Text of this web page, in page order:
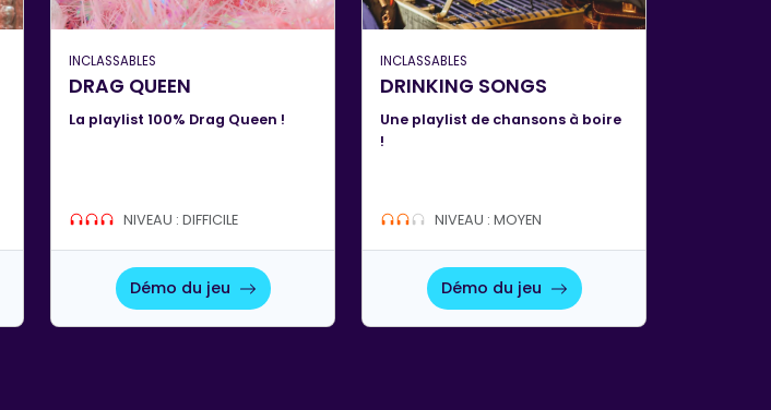
INCLASSABLES
DRAG QUEEN
La playlist 100% Drag Queen !
NIVEAU : DIFFICILE
Démo du jeu
INCLASSABLES
DRINKING SONGS
Une playlist de chansons à boire
!
NIVEAU : MOYEN
Démo du jeu